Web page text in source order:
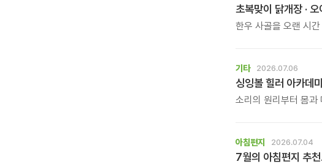
초복맞이 닭개장 · 오
한우 사골을 오랜 시
정성을 들여 끓여낸 닭
기타 2026.07.06
싱잉볼 힐러 아카데
소리의 원리부터 몸과
아침편지 2026.07.04
7월의 아침편지 추